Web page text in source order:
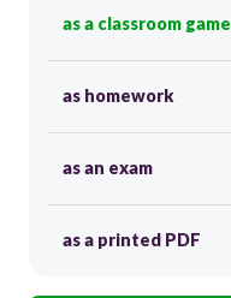
as a classroom game
as homework
as an exam
as a printed PDF